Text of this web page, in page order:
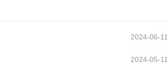
2024-06-11
2024-05-11